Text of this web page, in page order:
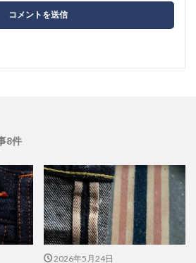
8件
2026年5月24日